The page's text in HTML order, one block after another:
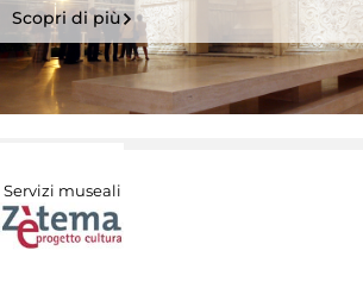
Scopri di più
Servizi museali